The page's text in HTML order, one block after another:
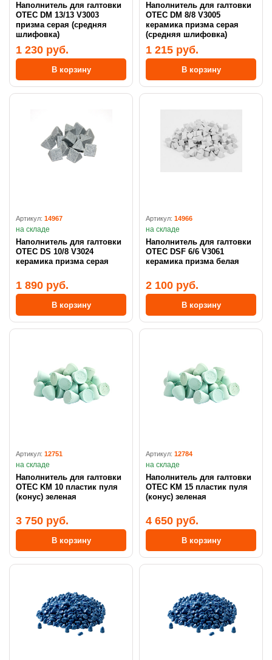
Наполнитель для галтовки
OTEC DM 13/13 V3003
призма серая (средняя
шлифовка)
1 230 руб.
В корзину
Наполнитель для галтовки
OTEC DM 8/8 V3005
керамика призма серая
(средняя шлифовка)
1 215 руб.
В корзину
Артикул: 14967
на складе
Наполнитель для галтовки
OTEC DS 10/8 V3024
керамика призма серая
1 890 руб.
В корзину
Артикул: 14966
на складе
Наполнитель для галтовки
OTEC DSF 6/6 V3061
керамика призма белая
2 100 руб.
В корзину
Артикул: 12751
на складе
Наполнитель для галтовки
OTEC KM 10 пластик пуля
(конус) зеленая
3 750 руб.
В корзину
Артикул: 12784
на складе
Наполнитель для галтовки
OTEC KM 15 пластик пуля
(конус) зеленая
4 650 руб.
В корзину